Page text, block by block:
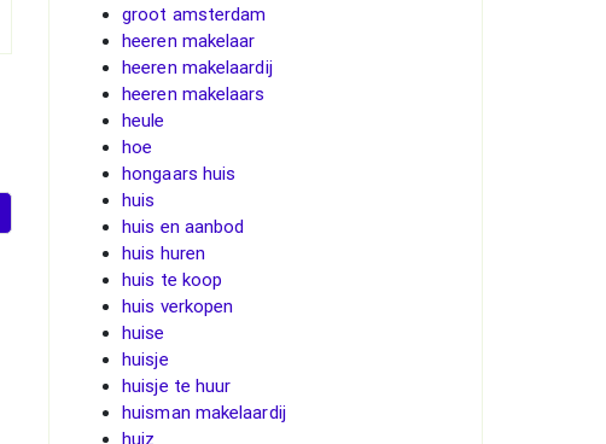
groot amsterdam
heeren makelaar
heeren makelaardij
heeren makelaars
heule
hoe
hongaars huis
huis
huis en aanbod
huis huren
huis te koop
huis verkopen
huise
huisje
huisje te huur
huisman makelaardij
huiz